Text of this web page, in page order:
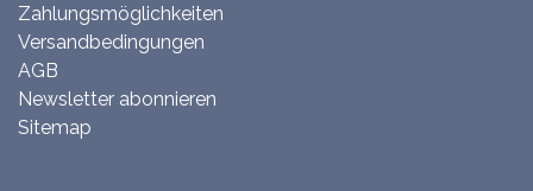
Zahlungsmöglichkeiten
Versandbedingungen
AGB
Newsletter abonnieren
Sitemap